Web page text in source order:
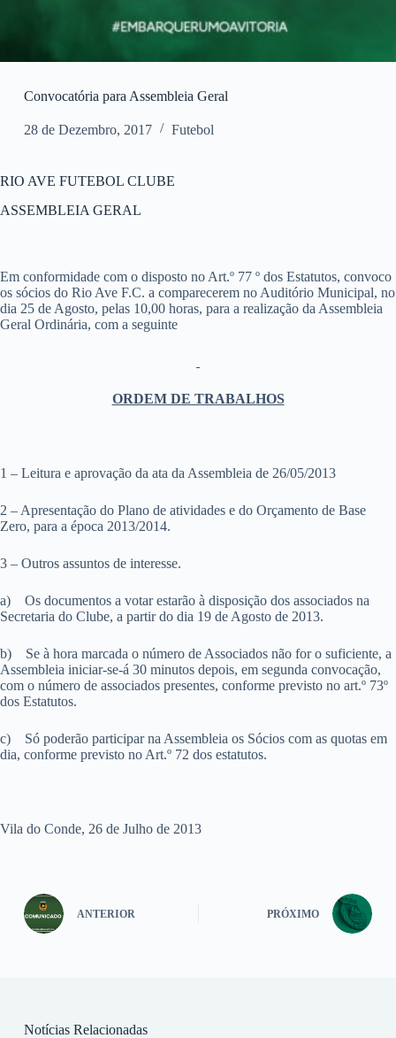
Convocatória para Assembleia Geral
28 de Dezembro, 2017 Futebol
RIO AVE FUTEBOL CLUBE
ASSEMBLEIA GERAL
Em conformidade com o disposto no Art.º 77 º dos Estatutos, convoco
os sócios do Rio Ave F.C. a comparecerem no Auditório Municipal, no
dia 25 de Agosto, pelas 10,00 horas, para a realização da Assembleia
Geral Ordinária, com a seguinte
ORDEM DE TRABALHOS
1 – Leitura e aprovação da ata da Assembleia de 26/05/2013
2 – Apresentação do Plano de atividades e do Orçamento de Base
Zero, para a época 2013/2014.
3 – Outros assuntos de interesse.
a)
Os documentos a votar estarão à disposição dos associados na
Secretaria do Clube, a partir do dia 19 de Agosto de 2013.
b)
Se à hora marcada o número de Associados não for o suficiente, a
Assembleia iniciar-se-á 30 minutos depois, em segunda convocação,
com o número de associados presentes, conforme previsto no art.º 73º
dos Estatutos.
c)
Só poderão participar na Assembleia os Sócios com as quotas em
dia, conforme previsto no Art.º 72 dos estatutos.
Vila do Conde, 26 de Julho de 2013
ANTERIOR PRÓXIMO
Notícias Relacionadas